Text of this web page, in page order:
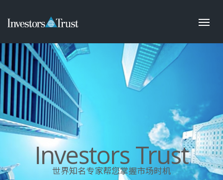
Investors Trust
世界知名专家帮您掌握市场时机